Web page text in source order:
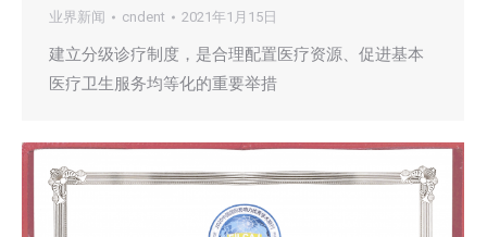
业界新闻 cndent 2021年1月15日
建立分级诊疗制度，是合理配置医疗资源、促进基本
医疗卫生服务均等化的重要举措